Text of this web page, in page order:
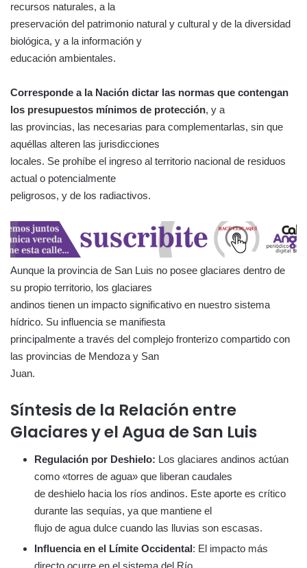
recursos naturales, a la
preservación del patrimonio natural y cultural y de la diversidad
biológica, y a la información y
educación ambientales.
Corresponde a la Nación dictar las normas que contengan
los presupuestos mínimos de protección, y a
las provincias, las necesarias para complementarlas, sin que
aquéllas alteren las jurisdicciones
locales. Se prohíbe el ingreso al territorio nacional de residuos
actual o potencialmente
peligrosos, y de los radiactivos.
Aunque la provincia de San Luis no posee glaciares dentro de
su propio territorio, los glaciares
andinos tienen un impacto significativo en nuestro sistema
hídrico. Su influencia se manifiesta
principalmente a través del complejo fronterizo compartido con
las provincias de Mendoza y San
Juan.
Síntesis de la Relación entre
Glaciares y el Agua de San Luis
Regulación por Deshielo: Los glaciares andinos actúan
como «torres de agua» que liberan caudales
de deshielo hacia los ríos andinos. Este aporte es crítico
durante las sequías, ya que mantiene el
flujo de agua dulce cuando las lluvias son escasas.
Influencia en el Límite Occidental : El impacto más